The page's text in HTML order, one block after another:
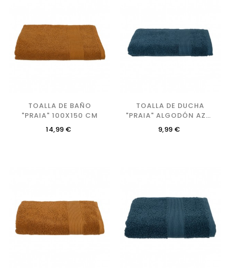
TOALLA DE BAÑO
"PRAIA" 100X150 CM
Precio
14,99 €
TOALLA DE DUCHA
"PRAIA" ALGODÓN AZUL
CLARO 70X130 CM
Precio
9,99 €